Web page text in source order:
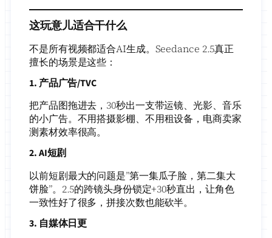
这玩意儿适合干什么
不是所有视频都适合AI生成。Seedance 2.5真正
擅长的场景是这些：
1. 产品广告/TVC
把产品图拖进去，30秒出一支带运镜、光影、音乐
的小广告。不用搭摄影棚、不用租设备，电商卖家
测素材效率很高。
2. AI短剧
以前短剧最大的问题是”第一集瓜子脸，第二集大
饼脸”。2.5的跨镜头身份锁定+30秒直出，让角色
一致性好了很多，拼接次数也能砍半。
3. 自媒体日更